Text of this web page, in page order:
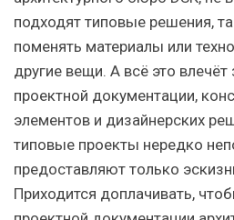
подходят типовые решения,
поменять материалы или
другие вещи. А всё это
проектной документации,
элементов и дизайнерских
типовые проекты нередко
предоставляют только
Приходится доплачивать,